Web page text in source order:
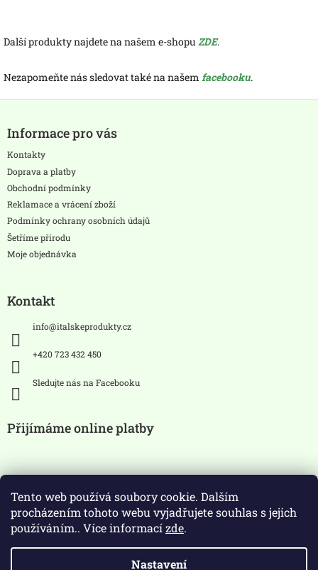
Tento web používá soubory cookie. Dalším
procházením tohoto webu vyjadřujete souhlas s jejich
používáním.. Více informacízde.
Nastavení
Další produkty najdete na našem e-shopu ZDE.
Nezapomeňte nás sledovat také na našem facebooku.
pInformace pro vás
Kontakty
Doprava a platby
Obchodní podmínky
Reklamace a vrácení zboží
Podmínky ochrany osobních údajů
Šetříme přírodu
Moje objednávka
Kontakt
info@italskeprodukty.cz
+420 723 432 450
Sledujte nás na Facebooku
Přijímáme online platby
Zákaz prodeje alkoholických
nápojů osobám mladších 18 let.